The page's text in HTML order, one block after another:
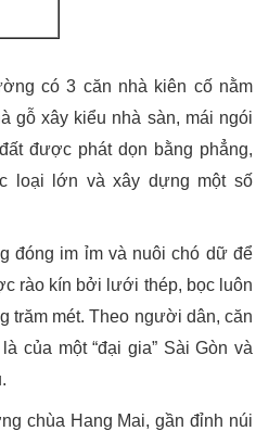
có 3 căn nhà kiên cố nằm
gỗ xây kiểu nhà sàn, mái ngói
được phát dọn bằng phẳng,
loại lớn và xây dựng một số
đóng im ỉm và nuôi chó dữ để
rào kín bởi lưới thép, bọc luôn
trăm mét. Theo người dân, căn
của một “đại gia” Sài Gòn và
chùa Hang Mai, gần đỉnh núi